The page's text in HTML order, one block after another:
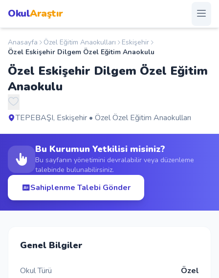
OkulAraştır
Anasayfa
Okullar
Şehirler
Duyurular
S.S.S.
Blog
Anasayfa Özel Eğitim Anaokulları
Eskişehir
Özel Eskişehir Dilgem Özel Eğitim Anaokulu
Özel Eskişehir Dilgem Özel Eğitim
Anaokulu
TEPEBAŞI, Eskişehir • Özel Özel Eğitim Anaokulları
Bu Kurumun Yetkilisi misiniz?
Bu sayfanın yönetimini devralabilir veya düzenleme
talebinde bulunabilirsiniz.
Sahiplenme Talebi Gönder
Genel Bilgiler
Okul Türü Özel